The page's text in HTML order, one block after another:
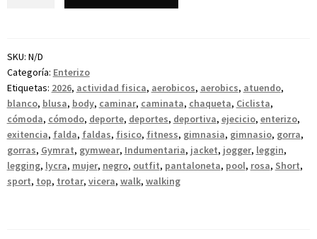
SKU: N/D
Categoría: Enterizo
Etiquetas: 2026, actividad fisica, aerobicos, aerobics, atuendo,
blanco, blusa, body, caminar, caminata, chaqueta, Ciclista,
cómoda, cómodo, deporte, deportes, deportiva, ejecicio, enterizo,
exitencia, falda, faldas, fisico, fitness, gimnasia, gimnasio, gorra,
gorras, Gymrat, gymwear, Indumentaria, jacket, jogger, leggin,
legging, lycra, mujer, negro, outfit, pantaloneta, pool, rosa, Short,
sport, top, trotar, vicera, walk, walking